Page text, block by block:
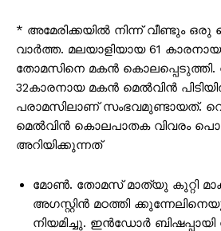
* അമേരിക്കയില്‍ നിന്ന് വീണ്ടും
വാർത്ത. മലയാളിയായ 61
തോമസിനെ മകൻ കൊലപ്പെടുത്തി.
32കാരനായ മകൻ മെല്‍വിൻ
പരാമസിലാണ് സംഭവമുണ്ടായത്.
മെല്‍വിൻ കൊലപാതക വിവരം
അറിയിക്കുന്നത്
മോൺ. തോമസ് മാത്യു കുറ്റി
അഗസ്റ്റിൻ മഠത്തി
നിയമിച്ചു. ഇൻഡോർ